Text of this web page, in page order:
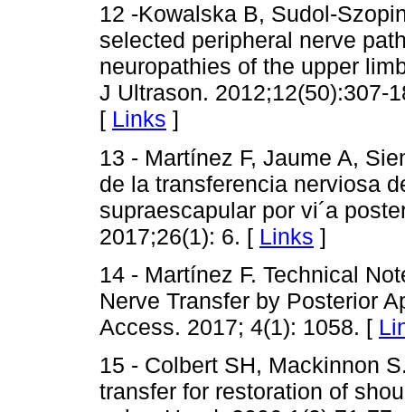
12 -Kowalska B, Sudol-
selected peripheral nerve
neuropathies of the upper
J Ultrason. 2012;12(50):307-
[ Links ]
13 - Martínez F, Jaume A,
de la transferencia nerviosa
supraescapular por vi´a
2017;26(1): 6. [ Links ]
14 - Martínez F. Technical
Nerve Transfer by Posterior
Access. 2017; 4(1): 1058. [
15 - Colbert SH, Mackinnon
transfer for restoration of